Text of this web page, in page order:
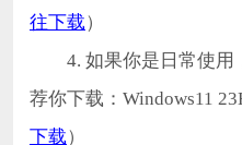
往下载）
4. 如果你是日常使用
荐你下载：Windows11
下载）